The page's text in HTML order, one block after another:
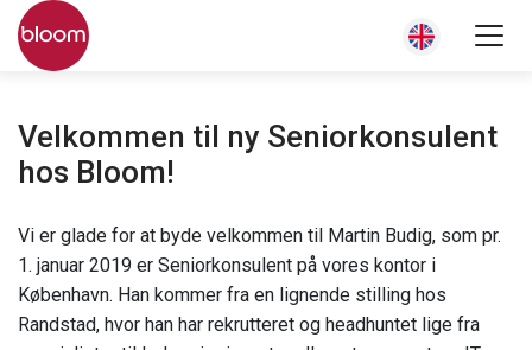
Velkommen til ny Seniorkonsulent
hos Bloom!
Vi er glade for at byde velkommen til Martin Budig, som pr.
1. januar 2019 er Seniorkonsulent på vores kontor i
København. Han kommer fra en lignende stilling hos
Randstad, hvor han har rekrutteret og headhuntet lige fra